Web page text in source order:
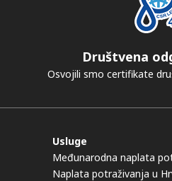
Društvena
Osvojili smo certifikate
Usluge
Međunarodna naplata
Naplata potraživanja u